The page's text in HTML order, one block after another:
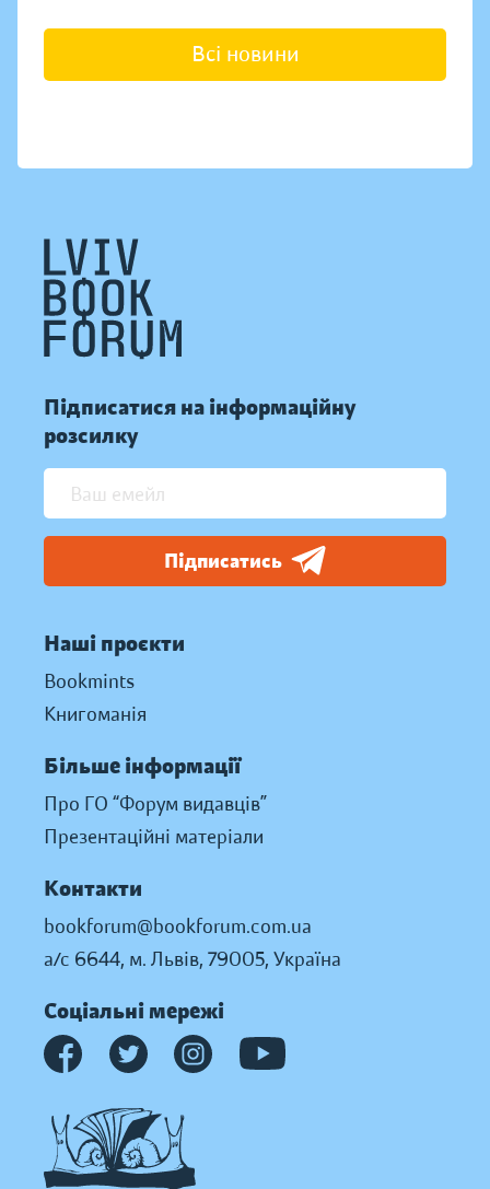
Всі новини
Підписатися на інформаційну
розсилку
Підписатись
Наші проєкти
Bookmints
Книгоманія
Більше інформації
Про ГО “Форум видавців”
Презентаційні матеріали
Контакти
bookforum@bookforum.com.ua
а/с 6644, м. Львів, 79005, Україна
Соціальні мережі